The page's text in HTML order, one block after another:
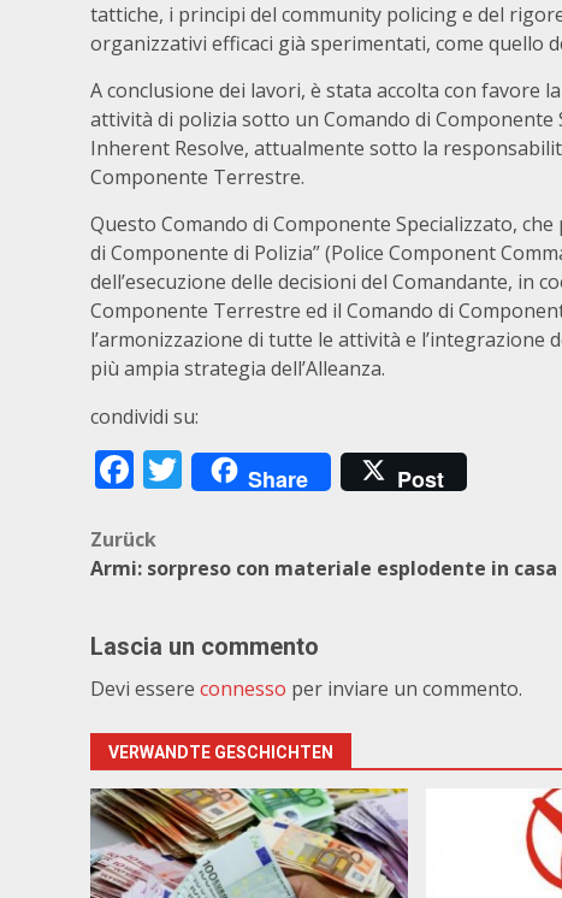
tattiche, i principi del community policing e del
organizzativi efficaci già sperimentati, come quello
A conclusione dei lavori, è stata accolta con favore
attività di polizia sotto un Comando di Componente
Inherent Resolve, attualmente sotto la
Componente Terrestre.
Questo Comando di Componente Specializzato,
di Componente di Polizia” (Police Component
dell’esecuzione delle decisioni del Comandante, in
Componente Terrestre ed il Comando di
l’armonizzazione di tutte le attività e l’integrazione
più ampia strategia dell’Alleanza.
condividi su:
Facebook
Twitter
Share Post
Beitragsnavigation
Zurück
Armi: sorpreso con materiale esplodente in casa
Lascia un commento
Devi essere connesso per inviare un commento.
VERWANDTE GESCHICHTEN